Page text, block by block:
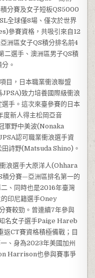
分賽及女子短板QS5000
全球僅8場、僅次於世界
參賽資格，共吸引來自12
洲區女子QS積分排名前4
二選手、澳洲區男子QS積
。
目，日本職業衝浪聯盟
致力培養國際級衝浪
手。這次來臺參賽的日本
度新人得主松岡亞音
軍野中美波(Nonaka
認可職業衝浪選手資
田詩野(Matsuda Shino)。
浪選手大原洋人(Ohhara
分賽—亞洲區排名第一的
、同時也是2016年臺灣
印尼籍選手Oney
賽較勁。曾連續7年參與
名女子選手Paige Hareb
CT賽資格積極備戰；目
、身為2023年美國加州
Harrison也參與賽事爭